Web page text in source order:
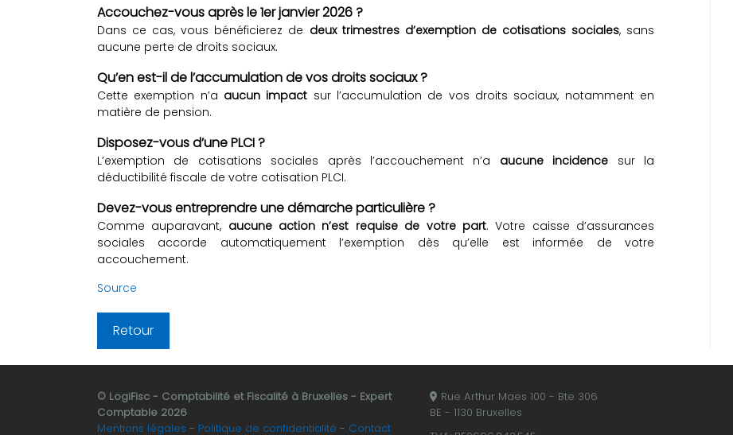
Accouchez-vous après le 1er janvier 2026 ?
Dans ce cas, vous bénéficierez de deux trimestres d’exemption de cotisations sociales, sans
aucune perte de droits sociaux.
Qu’en est-il de l’accumulation de vos droits sociaux ?
Cette exemption n’a aucun impact sur l’accumulation de vos droits sociaux, notamment en
matière de pension.
Disposez-vous d’une PLCI ?
L’exemption de cotisations sociales après l’accouchement n’a aucune incidence sur la
déductibilité fiscale de votre cotisation PLCI.
Devez-vous entreprendre une démarche particulière ?
Comme auparavant, aucune action n’est requise de votre part. Votre caisse d’assurances
sociales accorde automatiquement l’exemption dès qu’elle est informée de votre
accouchement.
Source
Retour
© LogiFisc - Comptabilité et Fiscalité à Bruxelles - Expert
Comptable 2026
Mentions légales
Politique de confidentialité Contact
Rue Arthur Maes 100 - Bte 306
BE - 1130 Bruxelles